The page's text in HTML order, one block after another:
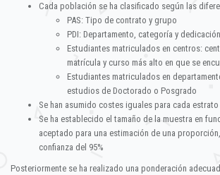
Cada población se ha clasificado según las
PAS: Tipo de contrato y grupo
PDI: Departamento, categoría y dedicación
Estudiantes matriculados en centros:
matrícula y curso más alto en que se
Estudiantes matriculados en
estudios de Doctorado o Posgrado
Se han asumido costes iguales para cada
Se ha establecido el tamaño de la muestra en
aceptado para una estimación de una
confianza del 95%
Posteriormente se ha realizado una ponderación